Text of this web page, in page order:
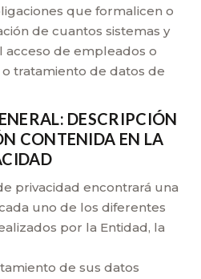
que formalicen o
de cuantos sistemas y
de empleados o
tratamiento de datos de
DESCRIPCIÓN
CONTENIDA EN LA
privacidad encontrará una
uno de los diferentes
por la Entidad, la
de sus datos